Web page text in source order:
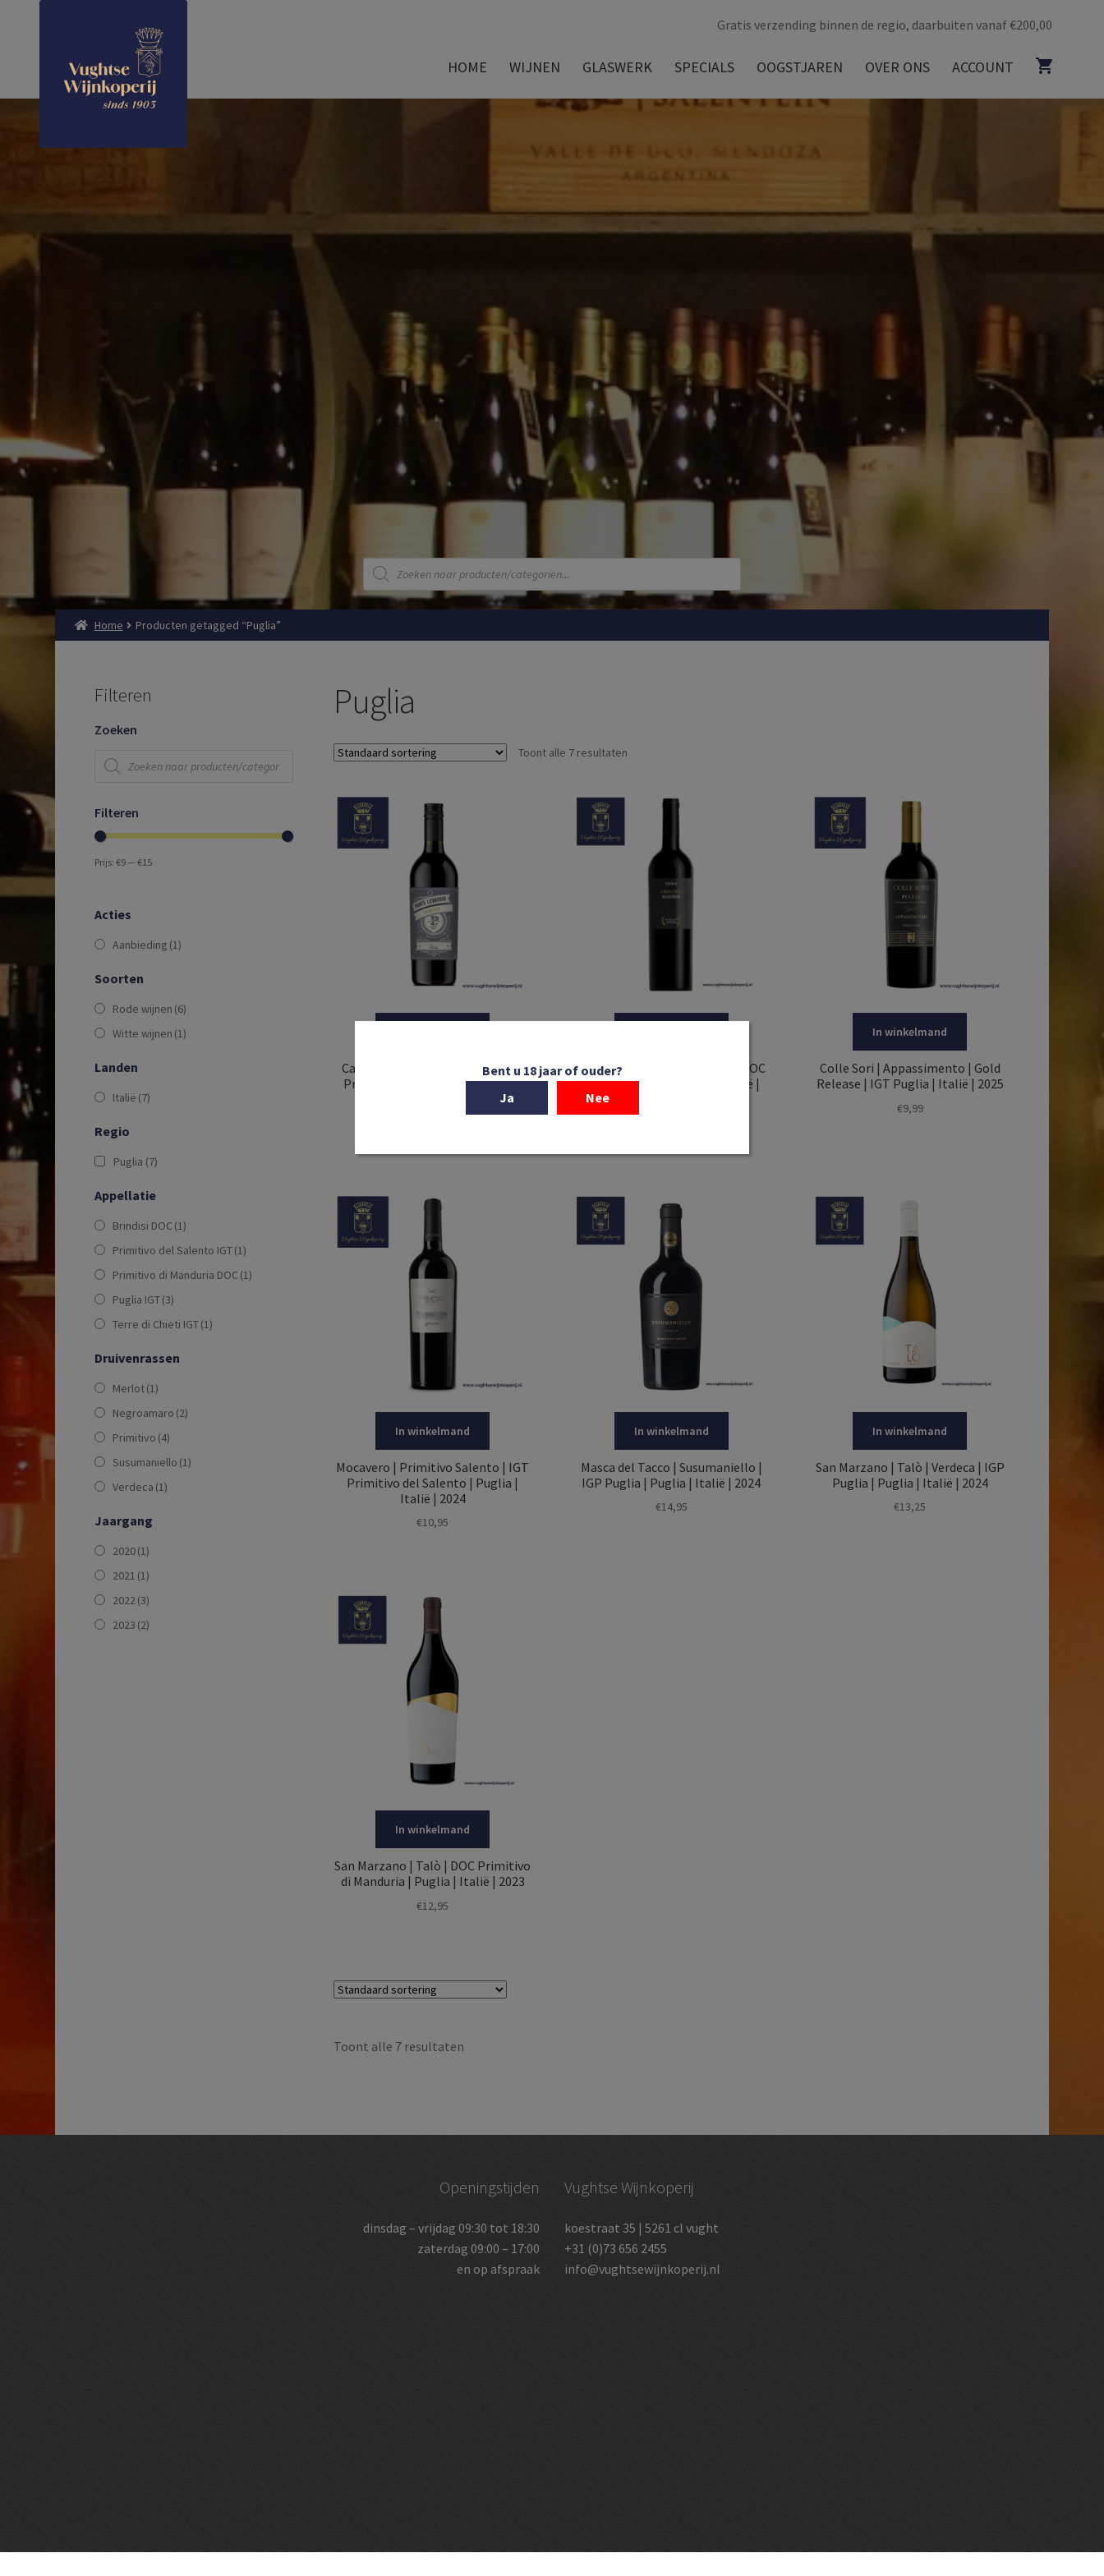
Gratis verzending binnen de regio, daarbuiten vanaf €200,00
HOME WIJNEN GLASWERK SPECIALS OOGSTJAREN OVER ONS ACCOUNT
Producten
zoeken
Home Producten getagged “Puglia”
Puglia
Toont alle 7 resultaten
Cantina Tollo | Ponte Levatoio
Primitivo | IGT Terre di Chieti |
Casa Vinicola Botter | Unico | DOC
Brindisi Riserva | Puglia | Italië |
In winkelmand
Colle Sori | Appassimento | Gold
Release | IGT Puglia | Italië | 2025
€9,99
In winkelmand
Mocavero | Primitivo Salento | IGT
Primitivo del Salento | Puglia |
Italië | 2024
€10,95
In winkelmand
Masca del Tacco | Susumaniello |
IGP Puglia | Puglia | Italië | 2024
€14,95
In winkelmand
San Marzano | Talò | Verdeca | IGP
Puglia | Puglia | Italië | 2024
€13,25
In winkelmand
San Marzano | Talò | DOC Primitivo
di Manduria | Puglia | Italië | 2023
€12,95
Toont alle 7 resultaten
Filteren
Zoeken
Producten
zoeken
Filteren
Prijs:€9—€15
Acties
Aanbieding (1)
Soorten
Rode wijnen (6)
Witte wijnen (1)
Landen
Italië (7)
Regio
Puglia (7)
Appellatie
Brindisi DOC (1)
Primitivo del Salento IGT(1)
Primitivo di Manduria DOC (1)
Puglia IGT(3)
Terre di Chieti IGT(1)
Druivenrassen
Merlot(1)
Negroamaro (2)
Primitivo (4)
Susumaniello (1)
Verdeca (1)
Jaargang
2020(1)
2021 (1)
2022(3)
2023 (2)
Openingstijden
dinsdag – vrijdag 09:30 tot 18:30
zaterdag 09:00 – 17:00
en op afspraak
Vughtse Wijnkoperij
koestraat 35 | 5261 cl vught
+31 (0)73 656 2455
info@vughtsewijnkoperij.nl
Bent u 18 jaar of ouder?
Ja
Nee